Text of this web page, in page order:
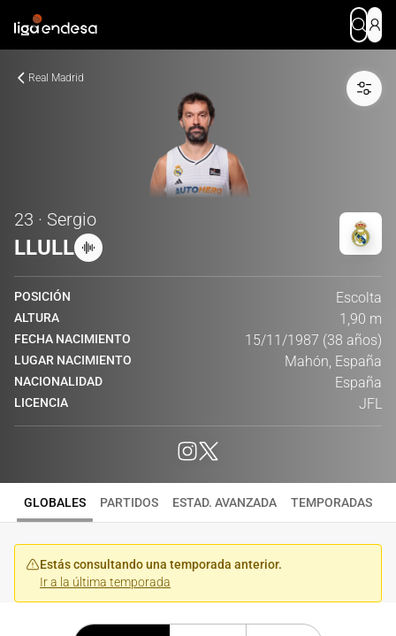
Real Madrid
23 · Sergio
LLULL
POSICIÓN Escolta
ALTURA 1,90 m
FECHA NACIMIENTO 15/11/1987 (38 años)
LUGAR NACIMIENTO Mahón, España
NACIONALIDAD España
LICENCIA JFL
GLOBALES PARTIDOS ESTAD. AVANZADA TEMPORADAS
Estás consultando una temporada anterior.
Ir a la última temporada